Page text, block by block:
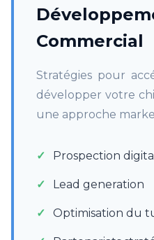
Commercial
Stratégies pour
développer votre
une approche
Prospection
Lead generation
Optimisation du